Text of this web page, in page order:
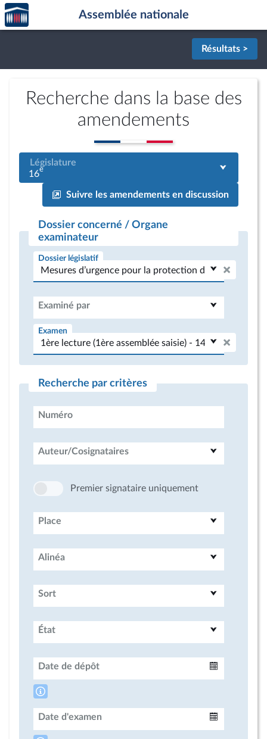
Aller au contenu
Aller en bas de la page
Accèder
à la
page
Assemblée nationale
Résultats >
Recherche dans la base des
amendements
Législature
16e
Suivre les amendements en discussion
Dossier concerné / Organe
examinateur
Dossier législatif
Examiné par
Examen
Recherche par critères
Numéro
Auteur/Cosignataires
Premier signataire uniquement
Place
Alinéa
Sort
État
Date de dépôt
Date d'examen